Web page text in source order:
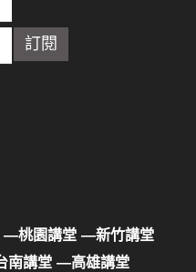
—桃園講堂 —新竹講堂
南講堂 —高雄講堂